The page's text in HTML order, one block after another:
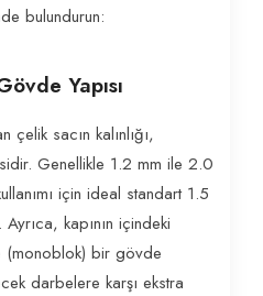
bulundurun:
Yapısı
çelik sacın kalınlığı,
Genellikle 1.2 mm ile 2.0
için ideal standart 1.5
kapının içindeki
(monoblok) bir gövde
darbelere karşı ekstra